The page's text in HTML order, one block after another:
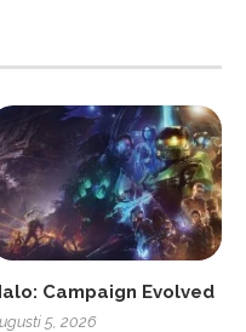
Campaign Evolved
5, 2026